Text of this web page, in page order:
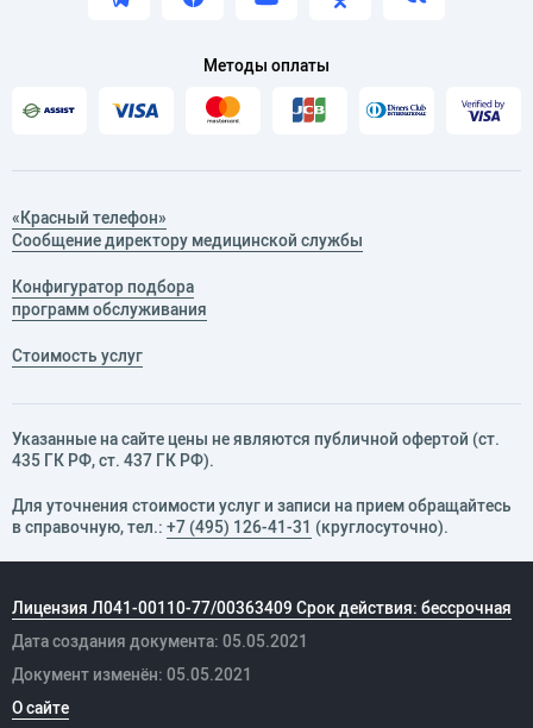
Методы оплаты
«Красный телефон»
Сообщение директору медицинской службы
Конфигуратор подбора
программ обслуживания
Стоимость услуг
Указанные на сайте цены не являются публичной офертой (ст.
435 ГК РФ, cт. 437 ГК РФ).
Для уточнения стоимости услуг и записи на прием обращайтесь
в справочную, тел.: +7 (495) 126-41-31 (круглосуточно).
Лицензия Л041-00110-77/00363409 Срок действия: бессрочная
Дата создания документа: 05.05.2021
Документ изменён: 05.05.2021
О сайте